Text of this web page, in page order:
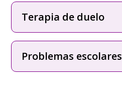
Terapia de duelo
Problemas escolares